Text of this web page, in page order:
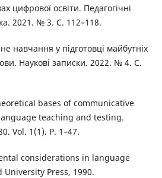
цифрової освіти. Педагогічні
2021. № 3. С. 112–118.
навчання у підготовці майбутніх
Наукові записки. 2022. № 4. С.
bases of communicative
teaching and testing.
Vol. 1(1). P. 1–47.
considerations in language
Press, 1990.